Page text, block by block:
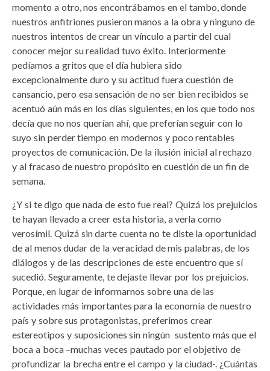
momento a otro, nos encontrábamos en el tambo, donde
nuestros anfitriones pusieron manos a la obra y ninguno de
nuestros intentos de crear un vínculo a partir del cual
conocer mejor su realidad tuvo éxito. Interiormente
pedíamos a gritos que el día hubiera sido
excepcionalmente duro y su actitud fuera cuestión de
cansancio, pero esa sensación de no ser bien recibidos se
acentuó aún más en los días siguientes, en los que todo nos
decía que no nos querían ahí, que preferían seguir con lo
suyo sin perder tiempo en modernos y poco rentables
proyectos de comunicación. De la ilusión inicial al rechazo
y al fracaso de nuestro propósito en cuestión de un fin de
semana.
¿Y si te digo que nada de esto fue real? Quizá los prejuicios
te hayan llevado a creer esta historia, a verla como
verosímil. Quizá sin darte cuenta no te diste la oportunidad
de al menos dudar de la veracidad de mis palabras, de los
diálogos y de las descripciones de este encuentro que sí
sucedió. Seguramente, te dejaste llevar por los prejuicios.
Porque, en lugar de informarnos sobre una de las
actividades más importantes para la economía de nuestro
país y sobre sus protagonistas, preferimos crear
estereotipos y suposiciones sin ningún sustento más que el
boca a boca –muchas veces pautado por el objetivo de
profundizar la brecha entre el campo y la ciudad-. ¿Cuántas